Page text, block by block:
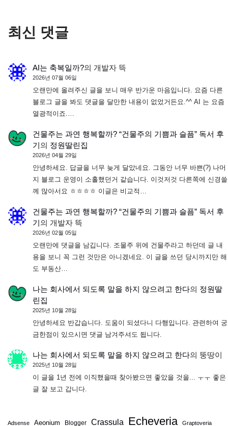
최신 댓글
AI는 축복일까?의 개발자 뜩
2026년 07월 06일
오랜만에 올려주신 글을 보니 매우 반가운 마음입니다. 요즘 다른
블로그 글을 봐도 댓글을 달만한 내용이 없었거든요.^^ AI 는 요즘
열광적이죠.…
건물주는 과연 행복할까? “건물주의 기쁨과 슬픔” 독서 후
기의 정원딸린집
2026년 04월 29일
안녕하세요. 답글을 너무 늦게 달았네요. 그동안 너무 바쁜(?) 나머
지 블로그 운영이 소홀했던거 같습니다. 이것저것 다른쪽에 신경쓸
께 많아서요 ㅎㅎㅎㅎ 이글은 비교적…
건물주는 과연 행복할까? “건물주의 기쁨과 슬픔” 독서 후
기의 개발자 뜩
2026년 02월 05일
오랜만에 댓글을 남깁니다. 조물주 위에 건물주라고 하던데 글 내
용을 보니 꼭 그런 것만은 아니겠네요. 이 글을 쓰던 당시까지만 해
도 부동산…
나는 회사에서 되도록 말을 하지 않으려고 한다의 정원딸
린집
2025년 10월 28일
안녕하세요 반갑습니다. 도움이 되셨다니 다행입니다. 관련하여 궁
금한점이 있으시면 댓글 남겨주셔도 됩니다.
나는 회사에서 되도록 말을 하지 않으려고 한다의 뚱땅이
2025년 10월 28일
이 글을 1년 전에 이직했을때 찾아봤으면 좋았을 것을... ㅜㅜ 좋은
글 잘 보고 갑니다.
Adsense Aeonium Blogger Crassula Echeveria Graptoveria